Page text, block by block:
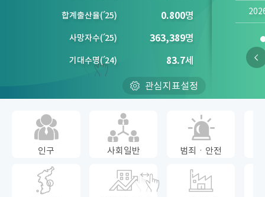
합계출산율(´25) 0.800명
사망자수(´25) 363,389명
기대수명(´24) 83.7세
관심지표설정
인구 사회일반 범죄ㆍ안전